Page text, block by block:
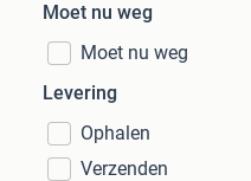
Moet nu weg
Moet nu weg
Levering
Ophalen
Verzenden